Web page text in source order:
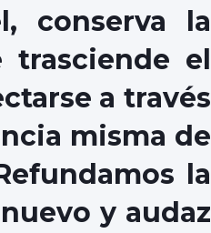
conserva la
el
a través
misma de
la
y audaz